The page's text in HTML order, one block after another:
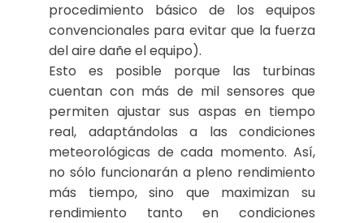
procedimiento básico de los equipos
convencionales para evitar que la fuerza
del aire dañe el equipo).
Esto es posible porque las turbinas
cuentan con más de mil sensores que
permiten ajustar sus aspas en tiempo
real, adaptándolas a las condiciones
meteorológicas de cada momento. Así,
no sólo funcionarán a pleno rendimiento
más tiempo, sino que maximizan su
rendimiento tanto en condiciones